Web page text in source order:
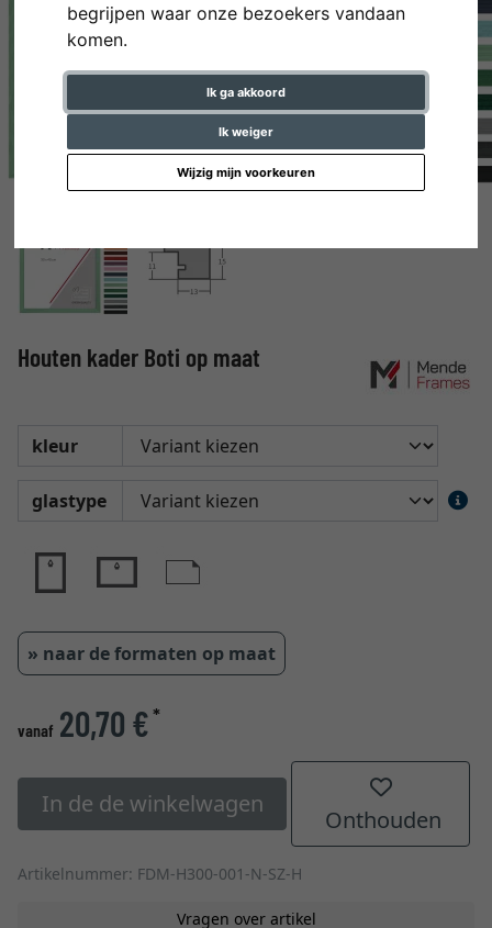
begrijpen waar onze bezoekers vandaan
komen.
Ik ga akkoord
Ik weiger
Wijzig mijn voorkeuren
Houten kader Boti op maat
kleur
glastype
» naar de formaten op maat
vanaf 20,70 €*
In de de winkelwagen
Onthouden
Artikelnummer: FDM-H300-001-N-SZ-H
Vragen over artikel